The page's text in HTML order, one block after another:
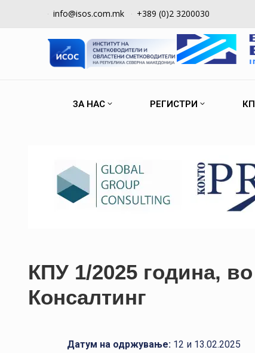
info@isos.com.mk +389 (0)2 3200030
ЗА НАС РЕГИСТРИ
КПУ 1/2025 година,
Консалтинг
Датум на одржување: 12 и 13.02.2025